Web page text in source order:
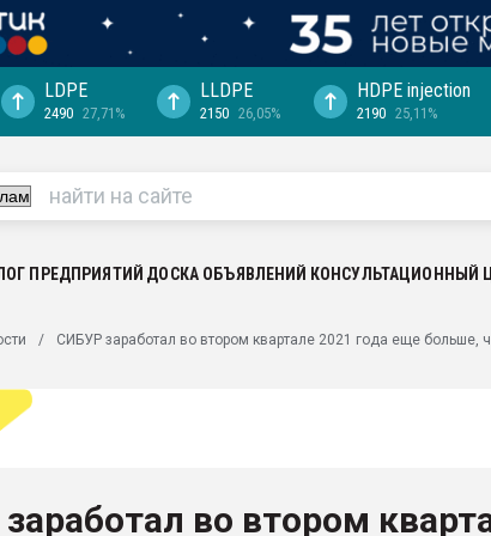
выходит на
рынке
LDPE
2490 27,71%
LLDPE
2150 26,05%
HDPE injection
2190 25,11%
ПРЕДПРИЯТИЙ ДОСКА ОБЪЯВЛЕНИЙ КОНСУЛЬТАЦИОННЫЙ
СИБУР заработал во втором квартале 2021 года еще больше,
во втором